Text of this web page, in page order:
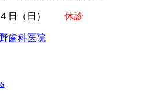
４日（日） 休診
科医院